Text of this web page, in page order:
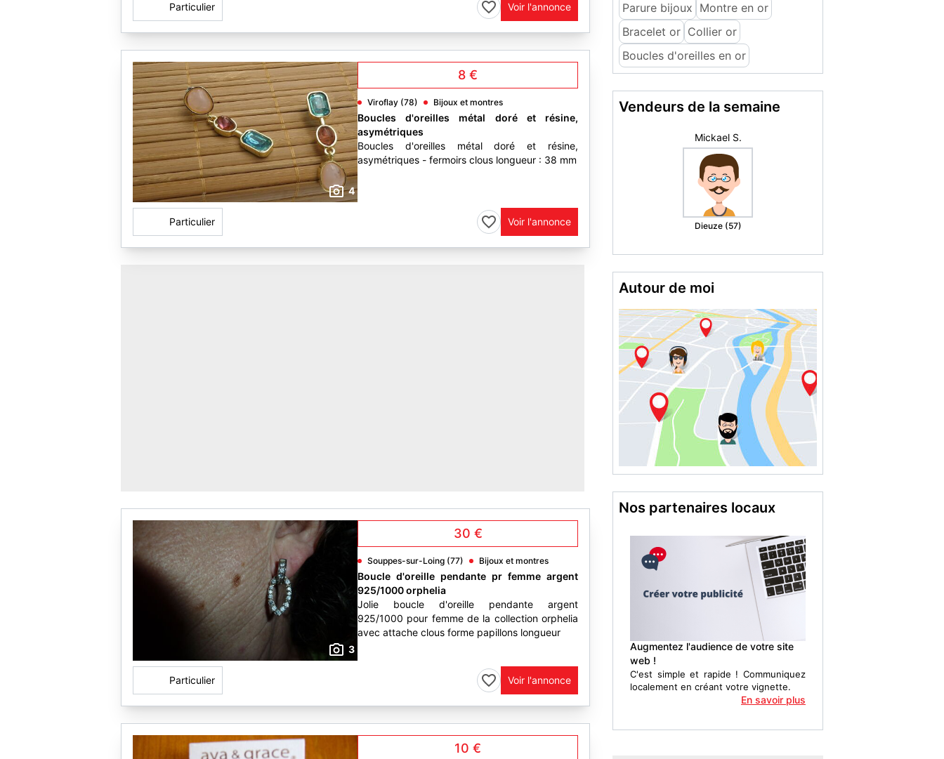
Particulier Voir l'annonce
4
8 €
Viroflay (78) Bijoux et montres
Boucles d'oreilles métal doré et résine,
asymétriques
Boucles d'oreilles métal doré et résine,
asymétriques - fermoirs clous longueur : 38 mm
Particulier Voir l'annonce
3
30 €
Souppes-sur-Loing (77) Bijoux et montres
Boucle d'oreille pendante pr femme argent
925/1000 orphelia
Jolie boucle d'oreille pendante argent
925/1000 pour femme de la collection orphelia
avec attache clous forme papillons longueur
Particulier Voir l'annonce
10 €
Parure bijoux Montre en or
Bracelet or Collier or
Boucles d'oreilles en or
Vendeurs de la semaine
romance69
Oullins (69)
Autour de moi
Nos partenaires locaux
Augmentez l'audience de votre site
web !
C'est simple et rapide ! Communiquez
localement en créant votre vignette.
En savoir plus